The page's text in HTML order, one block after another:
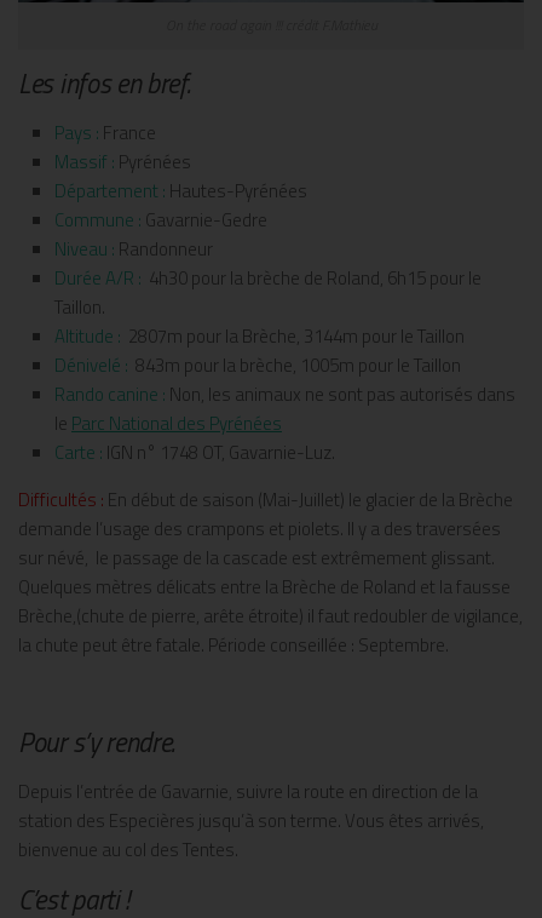
Les infos en bref.
Pays : France
Massif : Pyrénées
Département : Hautes-Pyrénées
Commune : Gavarnie-Gedre
Niveau : Randonneur
Durée A/R : 4h30 pour la brèche de Roland, 6h15 pour le
Taillon.
Altitude : 2807m pour la Brèche, 3144m pour le Taillon
Dénivelé : 843m pour la brèche, 1005m pour le Taillon
Rando canine : Non, les animaux ne sont pas autorisés dans
le Parc National des Pyrénées
Carte : IGN n° 1748 OT, Gavarnie-Luz.
Difficultés : En début de saison (Mai-Juillet) le glacier de la Brèche
demande l’usage des crampons et piolets. Il y a des traversées
sur névé, le passage de la cascade est extrêmement glissant.
Quelques mètres délicats entre la Brèche de Roland et la fausse
Brèche,(chute de pierre, arête étroite) il faut redoubler de vigilance,
la chute peut être fatale. Période conseillée : Septembre.
Pour s’y rendre.
Depuis l’entrée de Gavarnie, suivre la route en direction de la
station des Especières jusqu’à son terme. Vous êtes arrivés,
bienvenue au col des Tentes.
C’est parti !